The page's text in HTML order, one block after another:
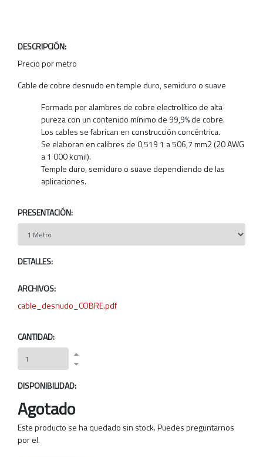
DESCRIPCIÓN:
Precio por metro
Cable de cobre desnudo en temple duro, semiduro o suave
Formado por alambres de cobre electrolítico de alta
pureza con un contenido mínimo de 99,9% de cobre.
Los cables se fabrican en construcción concéntrica.
Se elaboran en calibres de 0,519 1 a 506,7 mm2 (20 AWG
a 1 000 kcmil).
Temple duro, semiduro o suave dependiendo de las
aplicaciones.
PRESENTACIÓN:
DETALLES:
ARCHIVOS:
cable_desnudo_COBRE.pdf
CANTIDAD:
DISPONIBILIDAD:
Agotado
Este producto se ha quedado sin stock. Puedes preguntarnos
por el.